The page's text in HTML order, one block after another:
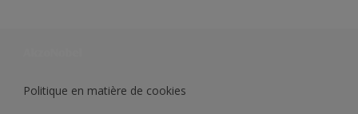
Politique en matière de cookies